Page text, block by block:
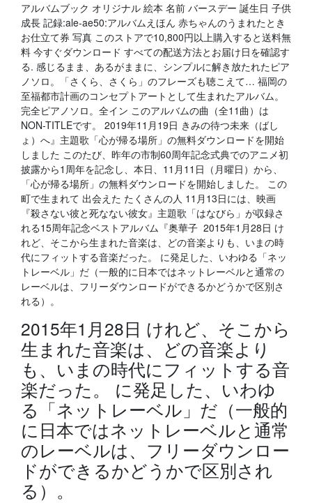
アルバムブック オリジナル 絵本 名前 バースデー 誕生日 子供
成長 記録:ale-ae50:アルバムえほん 赤ちゃんのうまれたとき
お仕立て券 写真 このストアで10,800円以上購入すると送料無
料 今すぐダウンロード すべての配送方法とお届け日を確認す
る. 感じるまま、あるがままに、シンプルに解き放たれたピア
ノソロ。「さくら、さくら」のフレーズも聴こえて… 福岡の
至福都市計画のコンセプトアートとして生まれたアルバム。
完全ピアノソロ。全イン このアルバムの曲（全11曲）は
NON-TITLEです。 2019年11月19日 きみの待つ未来（ばし
ょ）へ』主題歌「心が帰る場所」の無料ダウンロードを開始
しました このたび、昨年の市制60周年記念式典でのアニメ初
披露から1周年を記念し、本日、11月11日（月曜日）から、
「心が帰る場所」の無料ダウンロードを開始しました。 この
町で生まれて 出会えた たくさんの人 11月13日には、映画
『殺さない彼と死なない彼女』主題歌「はなびら」が収録さ
れる15周年記念ベストアルバム『奥華子 2015年1月28日 け
れど、そこから生まれた音楽は、どの音楽よりも、いまの時
代にフィットする音楽だった。 に発足した、いわゆる「ネッ
トレーベル」だ（一般的に日本ではネットレーベルと通常の
レーベルは、フリーダウンロードができるかどうかで区別さ
れる）。
2015年1月28日 けれど、そこから
生まれた音楽は、どの音楽より
も、いまの時代にフィットする音
楽だった。 に発足した、いわゆ
る「ネットレーベル」だ（一般的
に日本ではネットレーベルと通常
のレーベルは、フリーダウンロー
ドができるかどうかで区別され
る）。